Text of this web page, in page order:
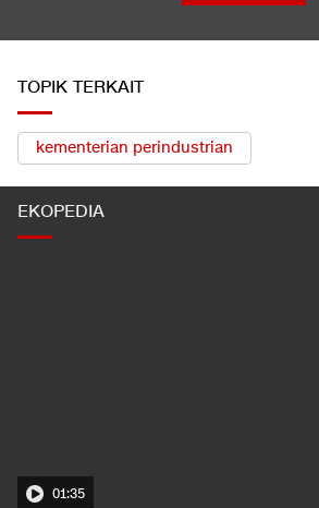
TOPIK TERKAIT
kementerian perindustrian
EKOPEDIA
01:35